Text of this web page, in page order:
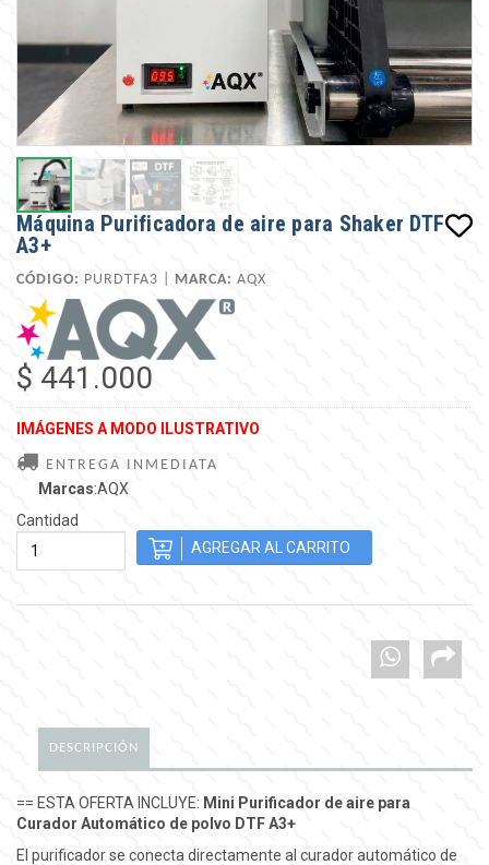
Máquina Purificadora de aire para Shaker DTF
A3+
CÓDIGO: PURDTFA3 | MARCA: AQX
$ 441.000
IMÁGENES A MODO ILUSTRATIVO
ENTREGA INMEDIATA
Marcas:AQX
Cantidad
DESCRIPCIÓN
== ESTA OFERTA INCLUYE: Mini Purificador de aire para
Curador Automático de polvo DTF A3+
El purificador se conecta directamente al curador automático de